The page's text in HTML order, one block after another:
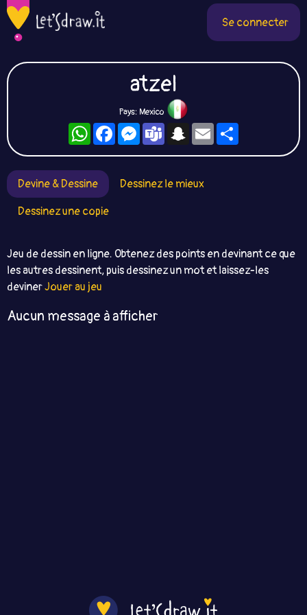
Se connecter
atzel
Pays: Mexico
WhatsAppFacebookMessengerTeamsSnapchat
Email
Devine & Dessine
Dessinez le mieux
Dessinez une copie
Jeu de dessin en ligne. Obtenez des points en devinant ce que
les autres dessinent, puis dessinez un mot et laissez-les
devinerJouer au jeu
Aucun message à afficher